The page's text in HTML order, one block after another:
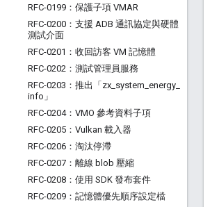
RFC-0199：保護子項 VMAR
RFC-0200：支援 ADB 通訊協定與硬體
測試介面
RFC-0201：收回訪客 VM 記憶體
RFC-0202：測試管理員服務
RFC-0203：推出「zx system energy
info」
RFC-0204：VMO 參考資料子項
RFC-0205：Vulkan 載入器
RFC-0206：淘汰停滯
RFC-0207：離線 blob 壓縮
RFC-0208：使用 SDK 發布套件
RFC-0209：記憶體優先順序設定檔